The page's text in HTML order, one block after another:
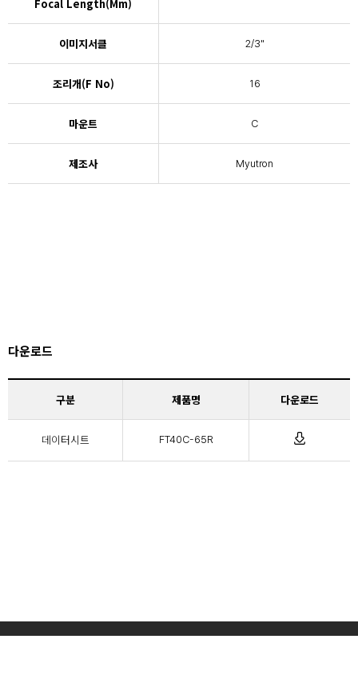
Focal Length(mm)
이미지서클 2/3"
조리개(F No) 16
마운트 C
제조사 Myutron
다운로드
구분 제품명 다운로드
데이터시트 FT40C-65R